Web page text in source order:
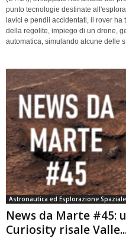
punto tecnologie destinate
lavici e pendii accidentati, il rover ha
della regolite, impiego di un drone,
automatica, simulando alcune delle
Astronautica ed Esplorazione Spaziale
News da Marte #45:
Curiosity risale